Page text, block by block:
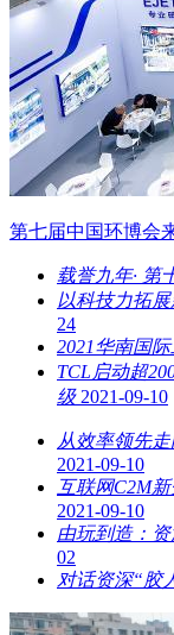
第七届中国环博会
载誉九年· 第
以科技力拓
24
2021华南国
TCL启动超
级 2021-09-10
从效率领先
2021-09-10
互联网C2M
2021-09-10
由玩到造：
02
对话资深“胶